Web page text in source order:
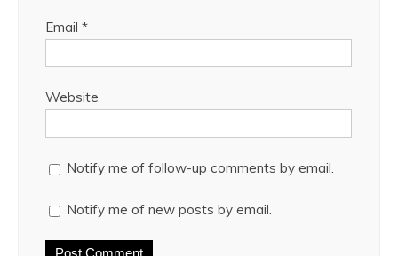
Email *
Website
Notify me of follow-up comments by email.
Notify me of new posts by email.